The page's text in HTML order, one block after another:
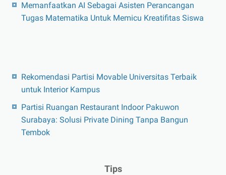
Memanfaatkan AI Sebagai Asisten Perancangan
Tugas Matematika Untuk Memicu Kreatifitas Siswa
Rekomendasi Partisi Movable Universitas Terbaik
untuk Interior Kampus
Partisi Ruangan Restaurant Indoor Pakuwon
Surabaya: Solusi Private Dining Tanpa Bangun
Tembok
Tips